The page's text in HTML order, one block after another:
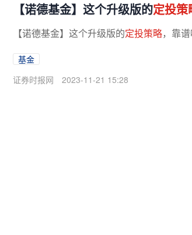
【诺德基金】这个升级版的定投策
【诺德基金】这个升级版的定投策略，靠谱
基金
证券时报网
2023-11-21 15:28